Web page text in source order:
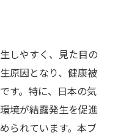
しやすく、見た目の
原因となり、健康被
す。特に、日本の気
境が結露発生を促進
られています。本ブ